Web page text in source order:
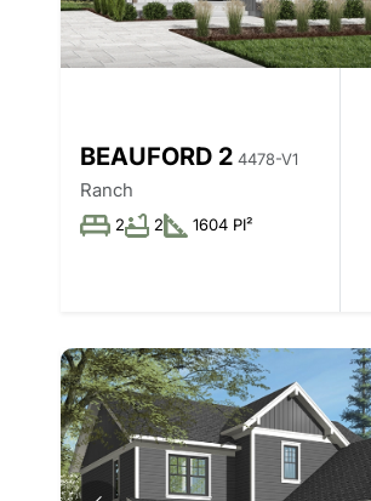
BEAUFORD 2 4478-V1
Ranch
2 2 1604 PI²